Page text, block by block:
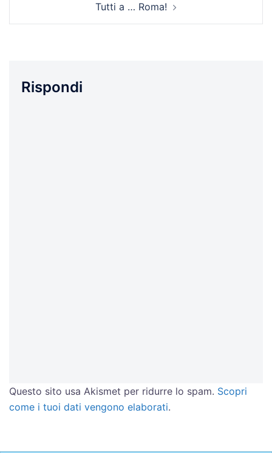
Tutti a … Roma!
Rispondi
Questo sito usa Akismet per ridurre lo spam. Scopri
come i tuoi dati vengono elaborati.